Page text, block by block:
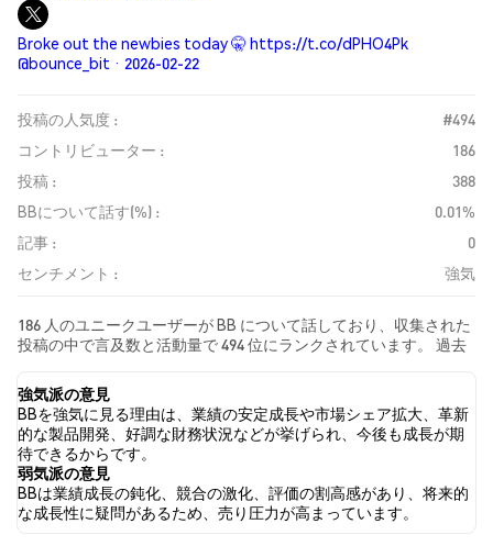
Broke out the newbies today 🤫 https://t.co/dPHO4Pk
@bounce_bit · 2026-02-22
投稿の人気度 :
#494
コントリビューター :
186
投稿 :
388
BBについて話す(%) :
0.01%
記事 :
0
センチメント :
強気
186 人のユニークユーザーが BB について話しており、収集された
投稿の中で言及数と活動量で 494 位にランクされています。 過去
強気 でした。 最後に、BB に関するニュース記事が 0 件公開され
ました。 Twitterでは、32.73% のツイートが強気の感情を示し、
8.31% のツイートが弱気の感情を示しました。 58.96% のツイート
は BB に対して中立的でした。 これらの感情分析は 385 件のツイ
ートに基づいています。
強気派の意見
BBを強気に見る理由は、業績の安定成長や市場シェア拡大、革新
的な製品開発、好調な財務状況などが挙げられ、今後も成長が期
待できるからです。
弱気派の意見
BBは業績成長の鈍化、競合の激化、評価の割高感があり、将来的
な成長性に疑問があるため、売り圧力が高まっています。